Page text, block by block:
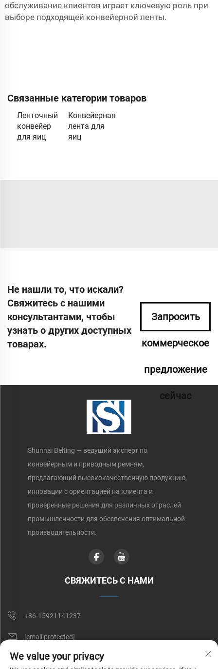
обслуживание клиентов играет ключевую роль при
выборе подходящей конвейерной ленты.
Связанные категории товаров
Ленточный
конвейер
для яиц
Конвейерная
лента для
яиц
Не нашли то, что искали?
Свяжитесь с нашими
консультантами, чтобы
узнать о других доступных
товарах.
Запросить
коммерческое
предложение
сейчас
Shunnai Belting — ведущий эксперт по
конвейерным и приводным ремням,
предлагающий высококачественную продукцию,
инновации с ориентацией на клиента и
проверенные решения для различных отраслей
промышленности для обеспечения оптимальной
производительности.
СВЯЖИТЕСЬ С НАМИ
+86-15921141237
[email protected]
Комната 602, № 1509, дорога Цаоань, Шанхай, Китай
We value your privacy